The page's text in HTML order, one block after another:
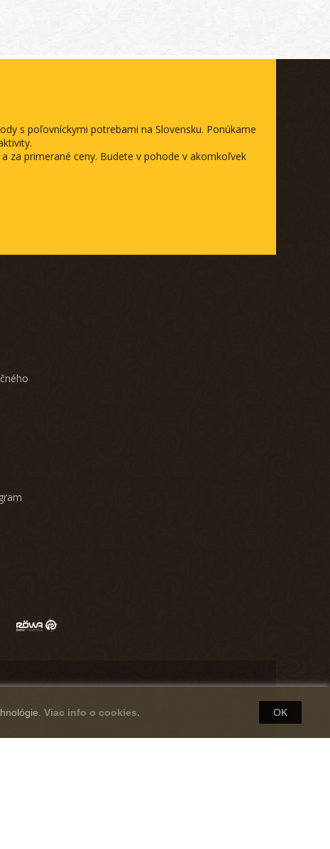
s poľovníckymi potrebami na Slovensku. Ponúkame
za primerané ceny. Budete v pohode v akomkoľvek
Viac info o cookies. OK